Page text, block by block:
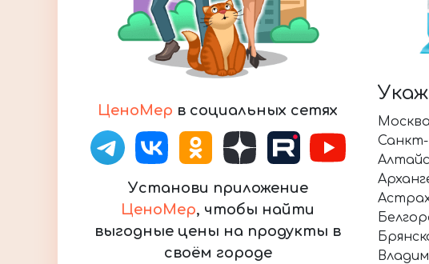
ЦеноМер в социальных сетях
Установи приложение
ЦеноМер, чтобы найти
выгодные цены на продукты в
своём городе